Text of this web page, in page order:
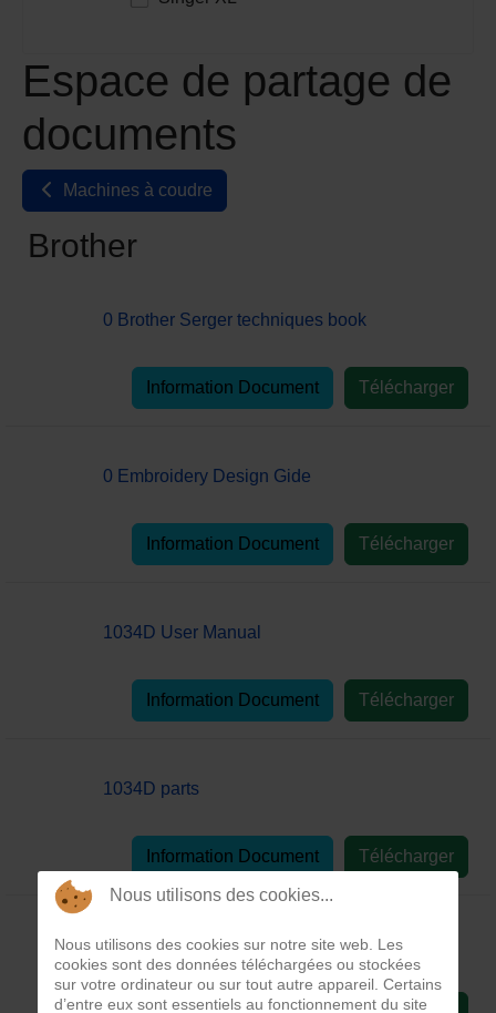
Espace de partage de
documents
Machines à coudre
Brother
0 Brother Serger techniques book
Télécharger
Information Document
0 Embroidery Design Gide
Télécharger
Information Document
1034D User Manual
Télécharger
Information Document
1034D parts
Télécharger
Information Document
1034D service
Nous utilisons des cookies...
Nous utilisons des cookies sur notre site web. Les
cookies sont des données téléchargées ou stockées
sur votre ordinateur ou sur tout autre appareil. Certains
d’entre eux sont essentiels au fonctionnement du site